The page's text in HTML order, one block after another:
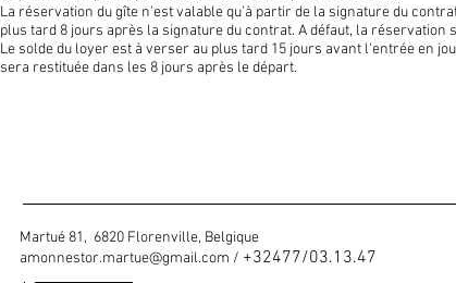
La réservation du gîte n'est valable qu’à partir de la signature du
plus tard 8 jours après la signature du contrat. A défaut, la réservation
Le solde du loyer est à verser au plus tard 15 jours avant l'entrée en
sera restituée dans les 8 jours après le départ.
Martué 81, 6820 Florenville, Belgique
amonnestor.martue@gmail.com / +32477/03.13.47